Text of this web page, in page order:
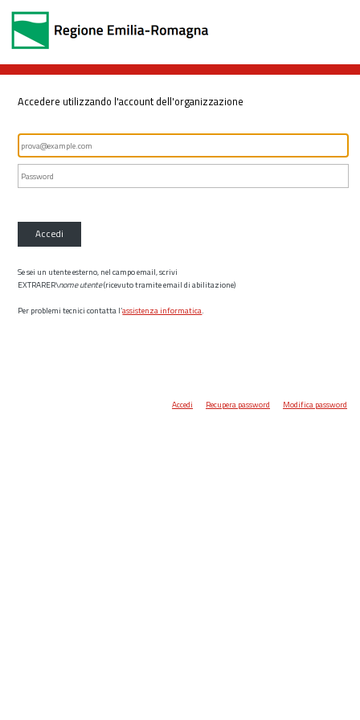
Accedere utilizzando l'account dell'organizzazione
Accedi
Se sei un utente esterno, nel campo email, scrivi
EXTRARER\nome utente(ricevuto tramite email di abilitazione)
Per problemi tecnici contatta l’assistenza informatica.
Accedi Recupera password Modifica password